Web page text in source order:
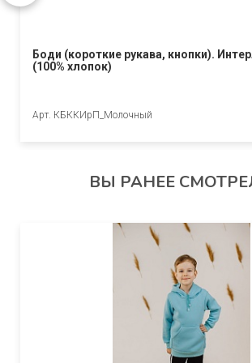
Боди (короткие рукава, кнопки).
(100% хлопок)
Арт. КБККИрП_Молочный
ВЫ РАНЕЕ